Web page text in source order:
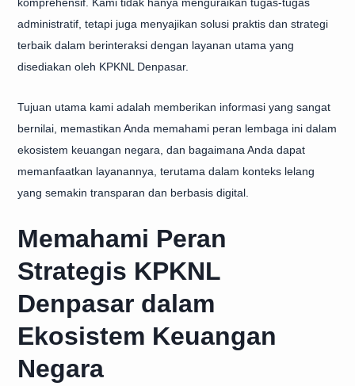
administratif, tetapi juga menyajikan solusi praktis dan strategi
terbaik dalam berinteraksi dengan layanan utama yang
disediakan oleh KPKNL Denpasar.
Tujuan utama kami adalah memberikan informasi yang sangat
bernilai, memastikan Anda memahami peran lembaga ini dalam
ekosistem keuangan negara, dan bagaimana Anda dapat
memanfaatkan layanannya, terutama dalam konteks lelang
yang semakin transparan dan berbasis digital.
Memahami Peran
Strategis KPKNL
Denpasar dalam
Ekosistem Keuangan
Negara